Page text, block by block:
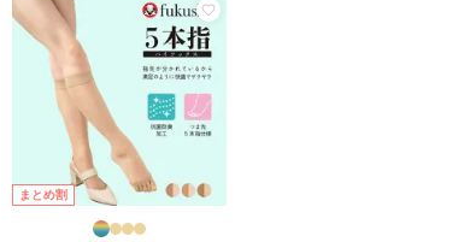
まとめ割